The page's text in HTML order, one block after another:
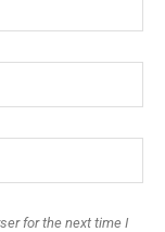
for the next time I